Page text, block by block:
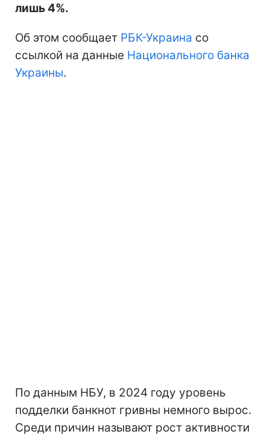
лишь 4%.
Об этом сообщает РБК-Украина со
ссылкой на данные Национального банка
Украины.
По данным НБУ, в 2024 году уровень
подделки банкнот гривны немного вырос.
Среди причин называют рост активности